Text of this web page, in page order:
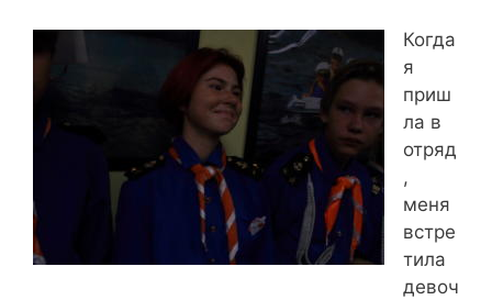
Когда
я
приш
ла в
отряд
,
меня
встре
тила
девоч